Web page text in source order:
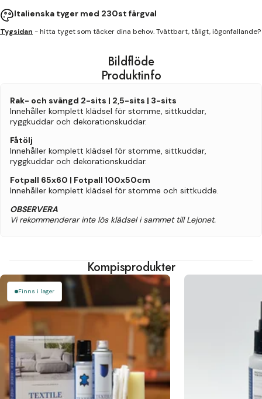
Italienska tyger med 230st färgval
Tygsidan - hitta tyget som täcker dina behov. Tvättbart, tåligt, iögonfallande?
Bildflöde
Produktinfo
Rak- och svängd 2-sits | 2,5-sits | 3-sits
Innehåller komplett klädsel för stomme, sittkuddar,
ryggkuddar och dekorationskuddar.
Fåtölj
Innehåller komplett klädsel för stomme, sittkuddar,
ryggkuddar och dekorationskuddar.
Fotpall 65x60 | Fotpall 100x50cm
Innehåller komplett klädsel för stomme och sittkudde.
OBSERVERA
Vi rekommenderar inte lös klädsel i sammet till Lejonet.
Kompisprodukter
Finns i lager